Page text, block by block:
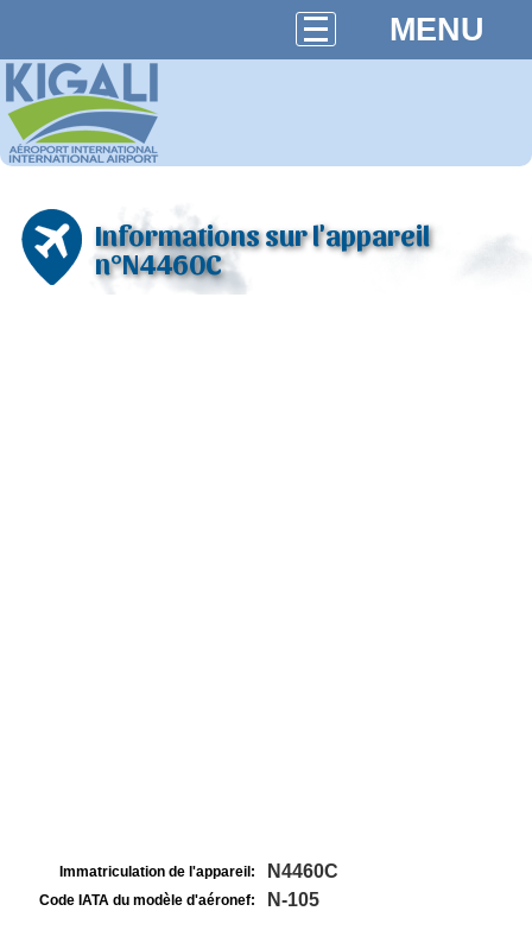
MENU
Informations sur l'appareil
n°N4460C
Immatriculation de l'appareil: N4460C
Code IATA du modèle d'aéronef: N-105